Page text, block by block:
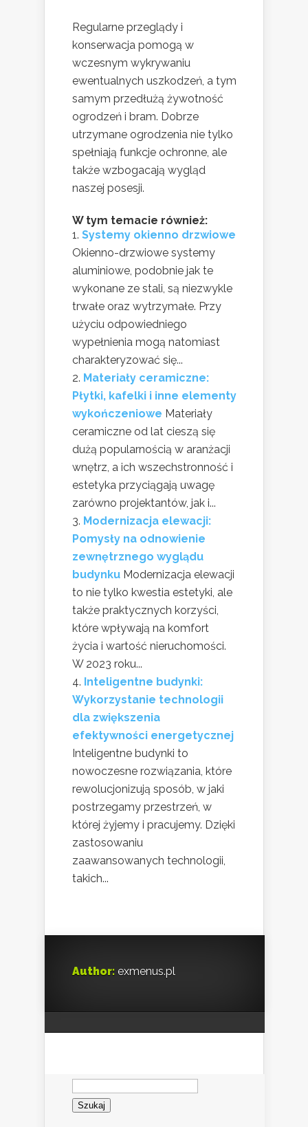
Regularne przeglądy i
konserwacja pomogą w
wczesnym wykrywaniu
ewentualnych uszkodzeń, a tym
samym przedłużą żywotność
ogrodzeń i bram. Dobrze
utrzymane ogrodzenia nie tylko
spełniają funkcje ochronne, ale
także wzbogacają wygląd
naszej posesji.
W tym temacie również:
Systemy okienno drzwiowe
Okienno-drzwiowe systemy
aluminiowe, podobnie jak te
wykonane ze stali, są niezwykle
trwałe oraz wytrzymałe. Przy
użyciu odpowiedniego
wypełnienia mogą natomiast
charakteryzować się...
Materiały ceramiczne:
Płytki, kafelki i inne elementy
wykończeniowe Materiały
ceramiczne od lat cieszą się
dużą popularnością w aranżacji
wnętrz, a ich wszechstronność i
estetyka przyciągają uwagę
zarówno projektantów, jak i...
Modernizacja elewacji:
Pomysły na odnowienie
zewnętrznego wyglądu
budynku Modernizacja elewacji
to nie tylko kwestia estetyki, ale
także praktycznych korzyści,
które wpływają na komfort
życia i wartość nieruchomości.
W 2023 roku...
Inteligentne budynki:
Wykorzystanie technologii
dla zwiększenia
efektywności energetycznej
Inteligentne budynki to
nowoczesne rozwiązania, które
rewolucjonizują sposób, w jaki
postrzegamy przestrzeń, w
której żyjemy i pracujemy. Dzięki
zastosowaniu
zaawansowanych technologii,
takich...
Author: exmenus.pl
Szukaj: